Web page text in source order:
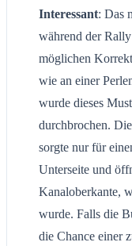
Interessant: Das
während der
möglichen
wie an einer
wurde dieses
durchbrochen.
sorgte nur für
Unterseite und
Kanaloberkante,
wurde. Falls die
die Chance einer